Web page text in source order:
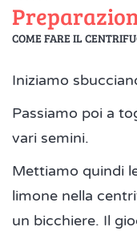
COME FARE IL
Iniziamo
Passiamo poi a
vari semini.
Mettiamo quindi
limone nella
un bicchiere. Il